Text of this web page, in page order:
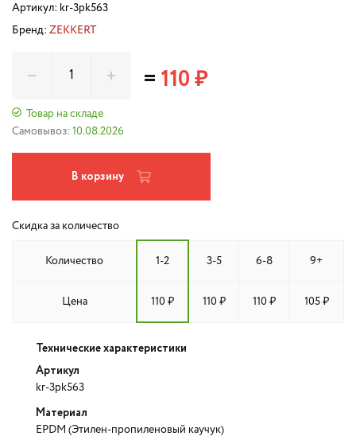
Артикул: kr-3pk563
Бренд: ZEKKERT
Товар на складе
Самовывоз: 10.08.2026
=110 ₽
В корзину
Скидка за количество
Количество 1-2 3-5 6-8 9+
Цена 110 ₽ 110 ₽ 110 ₽ 105 ₽
Технические характеристики
Артикул
kr-3pk563
Материал
EPDM (Этилен-пропиленовый каучук)